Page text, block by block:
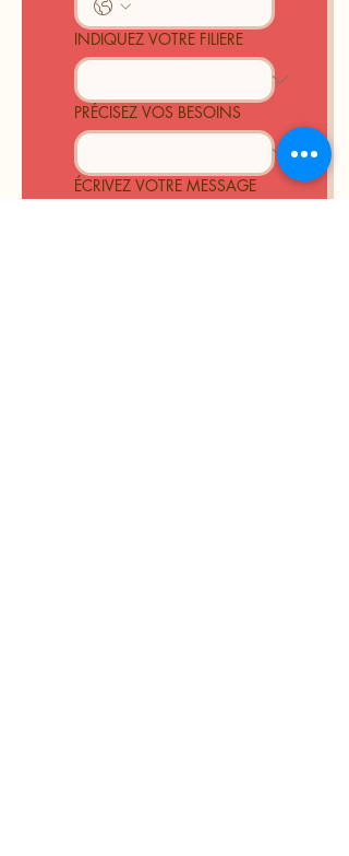
INDIQUEZ VOTRE FILIERE
PRÉCISEZ VOS BESOINS
ÉCRIVEZ VOTRE MESSAGE